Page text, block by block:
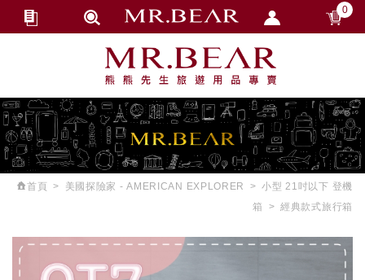
首頁 美國探險家 - AMERICAN EXPLORER
小型 21吋以下 登機
箱
經典款式旅行箱
0
會員登入
會員註冊
忘記密碼
訂單查詢
追蹤清單
繁體中文